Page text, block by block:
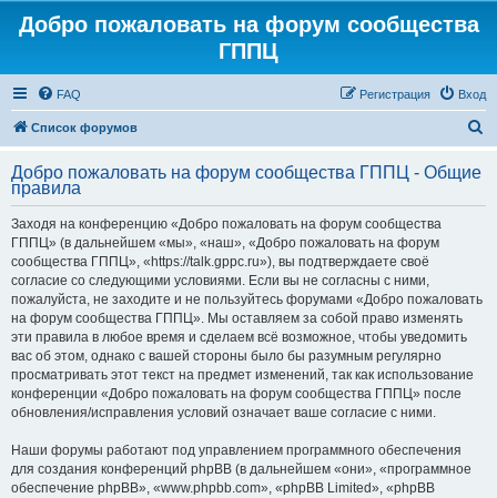
Добро пожаловать на форум сообщества
ГППЦ
FAQ Вход
Регистрация
Список форумов
с
Добро пожаловать на форум сообщества ГППЦ - Общие
правила
Заходя на конференцию «Добро пожаловать на форум сообщества
ГППЦ» (в дальнейшем «мы», «наш», «Добро пожаловать на форум
сообщества ГППЦ», «https://talk.gppc.ru»), вы подтверждаете своё
согласие со следующими условиями. Если вы не согласны с ними,
пожалуйста, не заходите и не пользуйтесь форумами «Добро пожаловать
на форум сообщества ГППЦ». Мы оставляем за собой право изменять
эти правила в любое время и сделаем всё возможное, чтобы уведомить
вас об этом, однако с вашей стороны было бы разумным регулярно
просматривать этот текст на предмет изменений, так как использование
конференции «Добро пожаловать на форум сообщества ГППЦ» после
обновления/исправления условий означает ваше согласие с ними.
Наши форумы работают под управлением программного обеспечения
для создания конференций phpBB (в дальнейшем «они», «программное
обеспечение phpBB», «www.phpbb.com», «phpBB Limited», «phpBB